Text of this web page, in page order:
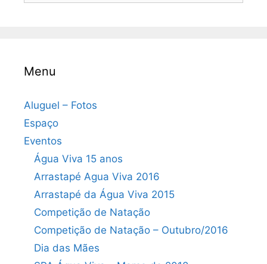
Menu
Aluguel – Fotos
Espaço
Eventos
Água Viva 15 anos
Arrastapé Agua Viva 2016
Arrastapé da Água Viva 2015
Competição de Natação
Competição de Natação – Outubro/2016
Dia das Mães